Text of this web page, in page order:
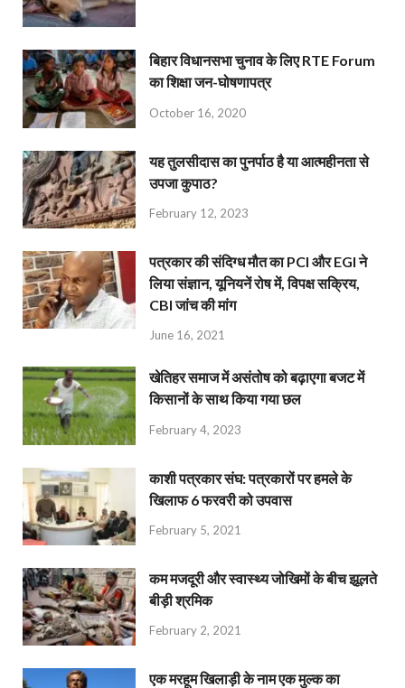
बिहार विधानसभा चुनाव के लिए RTE Forum
का शिक्षा जन-घोषणापत्र
October 16, 2020
यह तुलसीदास का पुनर्पाठ है या आत्महीनता से
उपजा कुपाठ?
February 12, 2023
पत्रकार की संदिग्ध मौत का PCI और EGI ने
लिया संज्ञान, यूनियनें रोष में, विपक्ष सक्रिय,
CBI जांच की मांग
June 16, 2021
खेतिहर समाज में असंतोष को बढ़ाएगा बजट में
किसानों के साथ किया गया छल
February 4, 2023
काशी पत्रकार संघ: पत्रकारों पर हमले के
खिलाफ 6 फरवरी को उपवास
February 5, 2021
कम मजदूरी और स्वास्थ्य जोखिमों के बीच झूलते
बीड़ी श्रमिक
February 2, 2021
एक मरहूम खिलाड़ी के नाम एक मुल्क का